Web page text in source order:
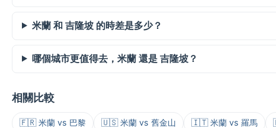
米蘭 和 吉隆坡 的時差是多少？
哪個城市更值得去，米蘭 還是 吉隆坡？
相關比較
🇫🇷 米蘭 vs 巴黎 🇺🇸 米蘭 vs 舊金山 🇮🇹 米蘭 vs 羅馬